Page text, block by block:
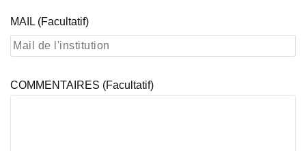
MAIL (facultatif)
COMMENTAIRES (facultatif)